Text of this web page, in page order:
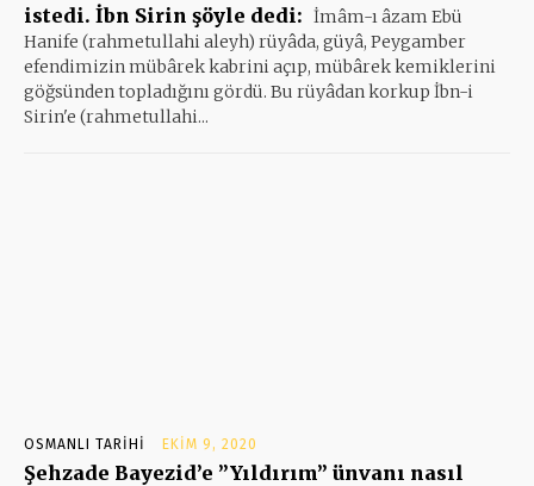
istedi. İbn Sirin şöyle dedi: İmâm-ı âzam Ebü
Hanife (rahmetullahi aleyh) rüyâda, güyâ, Peygamber
efendimizin mübârek kabrini açıp, mübârek kemiklerini
göğsünden topladığını gördü. Bu rüyâdan korkup İbn-i
Sirin'e (rahmetullahi...
OSMANLI TARIHI EKIM 9, 2020
Şehzade Bayezid’e ”Yıldırım” ünvanı nasıl